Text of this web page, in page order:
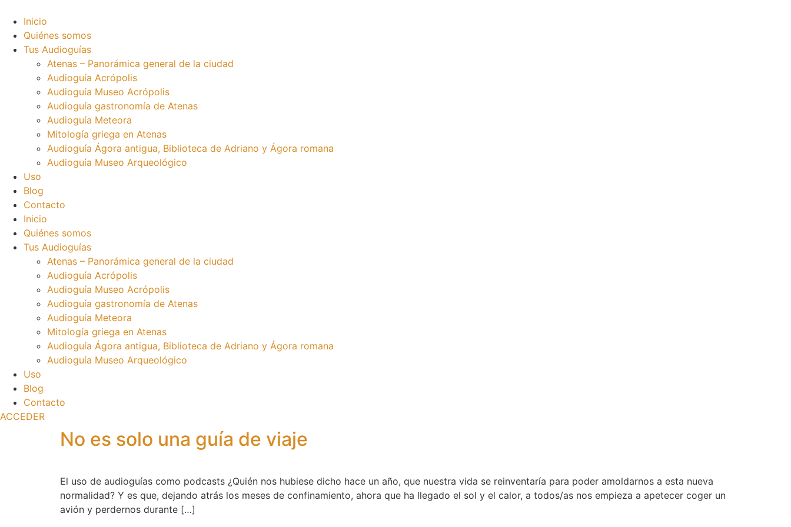
contenido
Inicio
Quiénes somos
Tus Audioguías
Atenas – Panorámica general de la ciudad
Audioguía Acrópolis
Audioguía Museo Acrópolis
Audioguía gastronomía de Atenas
Audioguía Meteora
Mitología griega en Atenas
Audioguía Ágora antigua, Biblioteca de Adriano y Ágora romana
Audioguía Museo Arqueológico
Uso
Blog
Contacto
Inicio
Quiénes somos
Tus Audioguías
Atenas – Panorámica general de la ciudad
Audioguía Acrópolis
Audioguía Museo Acrópolis
Audioguía gastronomía de Atenas
Audioguía Meteora
Mitología griega en Atenas
Audioguía Ágora antigua, Biblioteca de Adriano y Ágora romana
Audioguía Museo Arqueológico
Uso
Blog
Contacto
ACCEDER
No es solo una guía de viaje
El uso de audioguías como podcasts ¿Quién nos hubiese dicho hace un año, que nuestra vida se reinventaría para poder amoldarnos a esta nueva
normalidad? Y es que, dejando atrás los meses de confinamiento, ahora que ha llegado el sol y el calor, a todos/as nos empieza a apetecer coger un
avión y perdernos durante […]